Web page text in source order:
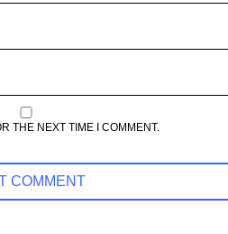
THE NEXT TIME I COMMENT.